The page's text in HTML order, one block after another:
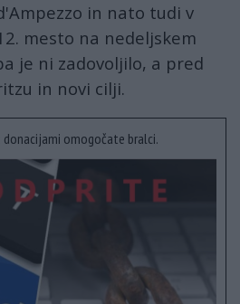
in nato tudi v
mesto na nedeljskem
je ni zadovoljilo, a pred
in novi cilji.
donacijami omogočate bralci.